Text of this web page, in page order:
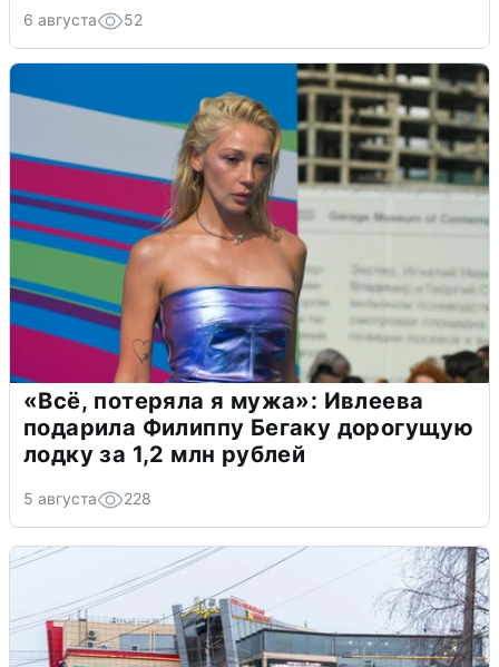
6 августа 52
«Всё, потеряла я мужа»: Ивлеева
подарила Филиппу Бегаку дорогущую
лодку за 1,2 млн рублей
5 августа 228